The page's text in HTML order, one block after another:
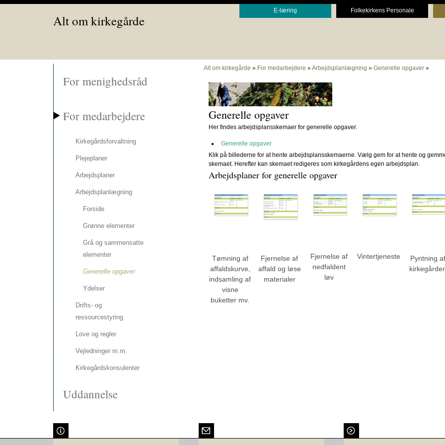
Alt om kirkegårde
E-læring Folkekirkens Personale
For menighedsråd
For medarbejdere
Kirkegårdsforvaltning
Plejeplaner
Arbejdsplaner
Arbejdsplanlægning
Forside
Grønne elementer
Grå og sammensatte
elementer
Generelle opgaver
Ydelser
Drifts- og
ressourcestyring
Love og regler
Vejledninger m.m.
Kirkegårdskonsulenter
Uddannelse
Alt om kirkegårde » For medarbejdere »Arbejdsplanlægning » Generelle opgaver»
Generelle opgaver
Her findes arbejdsplansskemaer for generelle opgaver.
Generelle opgaver
Klik på billederne for at hente arbejdsplansskemaerne. Vælg gem for at hente og
skemaet. Herefter kan skemaet redigeres som kirkegårdens egen arbejdsplan.
Arbejdsplaner for generelle opgaver
Tømning af
affaldskurve,
indsamling af
visne
buketter mv.
Fjernelse af
affald og løse
materialer
Fjernelse af
nedfaldent
løv
Vintertjeneste
Pyntning